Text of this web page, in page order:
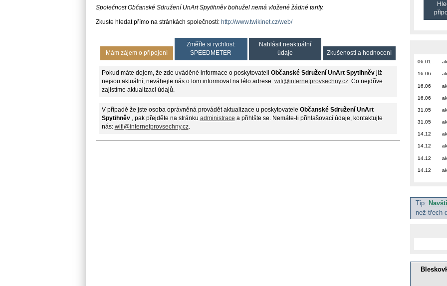
Společnost Občanské Sdružení UnArt Spytihněv bohužel nemá vložené žádné tarify.
Zkuste hledat přímo na stránkách společnosti: http://www.twikinet.cz/web/
Mám zájem o připojení
Změřte si rychlost:
SPEEDMETER
Nahlásit neaktuální
údaje
Zkušenosti a hodnocení
Pokud máte dojem, že zde uváděné informace o poskytovateli Občanské Sdružení UnArt Spytihněv již
nejsou aktuální, neváhejte nás o tom informovat na této adrese: wifi@internetprovsechny.cz. Co nejdříve
zajistíme aktualizaci údajů.
V případě že jste osoba oprávněná provádět aktualizace u poskytovatele Občanské Sdružení UnArt
Spytihněv
, pak přejděte na stránku administrace a přihlšte se. Nemáte-li přihlašovací údaje, kontaktujte
nás: wifi@internetprovsechny.cz.
06.01
16.06
16.06
16.06
31.05
31.05
14.12
14.12
14.12
14.12
Tip:
než třech